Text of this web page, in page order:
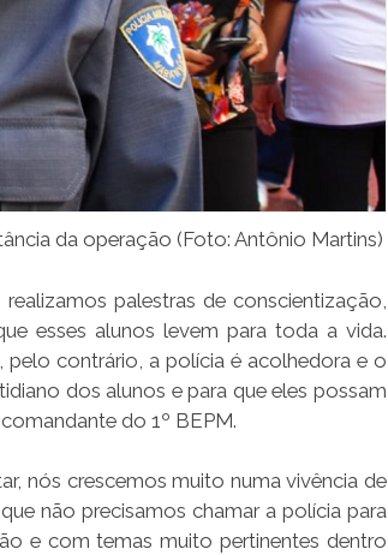
da operação (Foto: Antônio Martins)
palestras de conscientização,
esses alunos levem para toda a vida.
pelo contrário, a polícia é acolhedora e o
dos alunos e para que eles possam
do 1º BEPM.
nós crescemos muito numa vivência de
não precisamos chamar a polícia para
e com temas muito pertinentes dentro